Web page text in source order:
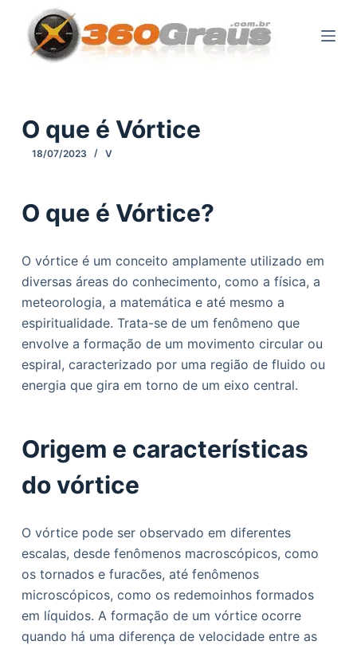
p
o
n
e
ú
d
o
O que é Vórtice
18/07/2023 V
O que é Vórtice?
O vórtice é um conceito amplamente utilizado em
diversas áreas do conhecimento, como a física, a
meteorologia, a matemática e até mesmo a
espiritualidade. Trata-se de um fenômeno que
envolve a formação de um movimento circular ou
espiral, caracterizado por uma região de fluido ou
energia que gira em torno de um eixo central.
Origem e características
do vórtice
O vórtice pode ser observado em diferentes
escalas, desde fenômenos macroscópicos, como
os tornados e furacões, até fenômenos
microscópicos, como os redemoinhos formados
em líquidos. A formação de um vórtice ocorre
quando há uma diferença de velocidade entre as